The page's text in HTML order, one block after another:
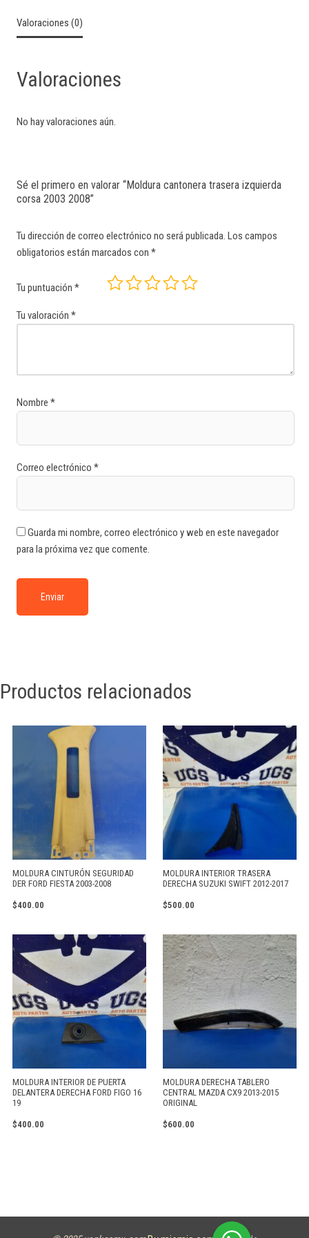
Valoraciones (0)
Valoraciones
No hay valoraciones aún.
Sé el primero en valorar “Moldura cantonera trasera izquierda
corsa 2003 2008”
Tu dirección de correo electrónico no será publicada. Los campos
obligatorios están marcados con *
Tu puntuación *
Tu valoración *
Nombre *
Correo electrónico *
Guarda mi nombre, correo electrónico y web en este navegador
para la próxima vez que comente.
Productos relacionados
MOLDURA CINTURÓN SEGURIDAD
DER FORD FIESTA 2003-2008
$400.00
MOLDURA INTERIOR TRASERA
DERECHA SUZUKI SWIFT 2012-2017
$500.00
MOLDURA INTERIOR DE PUERTA
DELANTERA DERECHA FORD FIGO 16
19
$400.00
MOLDURA DERECHA TABLERO
CENTRAL MAZDA CX9 2013-2015
ORIGINAL
$600.00